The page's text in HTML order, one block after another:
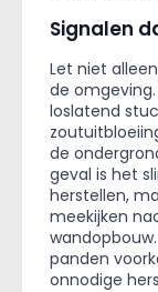
Signalen
Let niet
de
loslatend
de
geval is het
herstellen,
meekijken
wandopbouw.
panden
onnodige